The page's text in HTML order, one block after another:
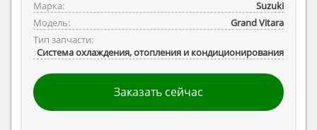
Марка:
Suzuki
Модель:
Grand Vitara
Тип запчасти:
Система охлаждения, отопления и кондиционирования
Заказать сейчас